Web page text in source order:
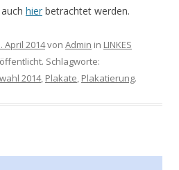
hier betrachtet werden.
April 2014von Admin in LINKES
Schlagworte:
2014, Plakate, Plakatierung.